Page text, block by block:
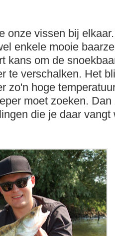
onze vissen bij
enkele mooie
kans om de
te verschalken. Het
zo'n hoge
moet zoeken.
die je daar